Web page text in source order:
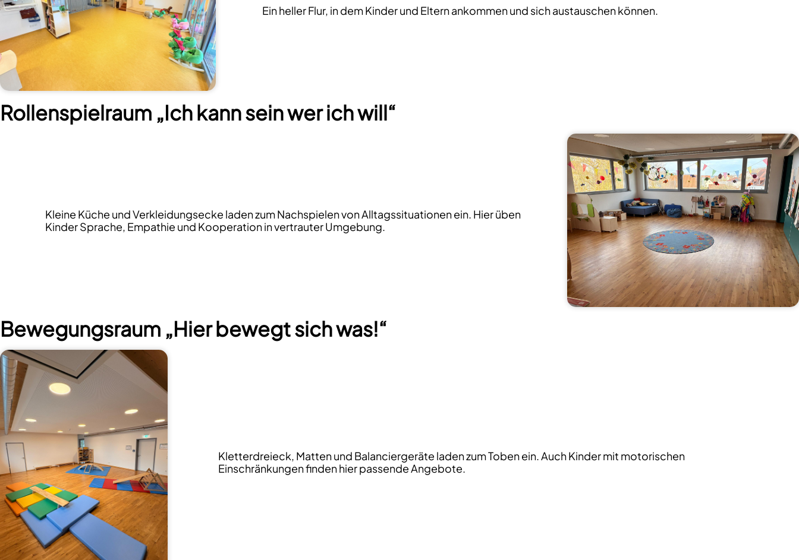
Ein heller Flur, in dem Kinder und Eltern ankommen und sich austauschen können.
Rollenspielraum „Ich kann sein wer ich will“
Kleine Küche und Verkleidungsecke laden zum Nachspielen von Alltagssituationen ein. Hier üben
Kinder Sprache, Empathie und Kooperation in vertrauter Umgebung.
Bewegungsraum „Hier bewegt sich was!“
Kletterdreieck, Matten und Balanciergeräte laden zum Toben ein. Auch Kinder mit motorischen
Einschränkungen finden hier passende Angebote.